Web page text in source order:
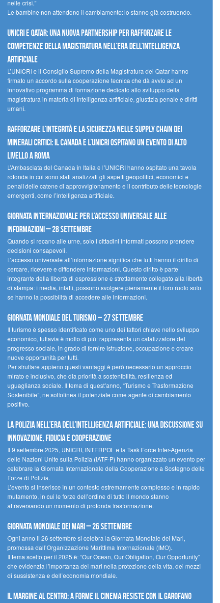
nelle crisi.”
Le bambine non attendono il cambiamento: lo stanno già costruendo.
UNICRI e Qatar: una nuova partnership per rafforzare le
competenze della magistratura nell’era dell’intelligenza
artificiale
L’UNICRI e il Consiglio Supremo della Magistratura del Qatar hanno
firmato un accordo sulla cooperazione tecnica che dà avvio ad un
innovativo programma di formazione dedicato allo sviluppo della
magistratura in materia di intelligenza artificiale, giustizia penale e diritti
umani.
Rafforzare l’integrità e la sicurezza nelle supply chain dei
minerali critici: il Canada e l’UNICRI ospitano un evento di alto
livello a Roma
L’Ambasciata del Canada in Italia e l’UNICRI hanno ospitato una tavola
rotonda in cui sono stati analizzati gli aspetti geopolitici, economici e
penali delle catene di approvvigionamento e il contributo delle tecnologie
emergenti, come l’intelligenza artificiale.
Giornata internazionale per l’accesso universale alle
informazioni – 28 settembre
Quando si recano alle urne, solo i cittadini informati possono prendere
decisioni consapevoli.
L’accesso universale all’informazione significa che tutti hanno il diritto di
cercare, ricevere e diffondere informazioni. Questo diritto è parte
integrante della libertà di espressione e strettamente collegato alla libertà
di stampa: i media, infatti, possono svolgere pienamente il loro ruolo solo
se hanno la possibilità di accedere alle informazioni.
Giornata mondiale del turismo – 27 settembre
Il turismo è spesso identificato come uno dei fattori chiave nello sviluppo
economico, tuttavia è molto di più: rappresenta un catalizzatore del
progresso sociale, in grado di fornire istruzione, occupazione e creare
nuove opportunità per tutti.
Per sfruttare appieno questi vantaggi è però necessario un approccio
mirato e inclusivo, che dia priorità a sostenibilità, resilienza ed
uguaglianza sociale. Il tema di quest’anno, “Turismo e Trasformazione
Sostenibile”, ne sottolinea il potenziale come agente di cambiamento
positivo.
La polizia nell’era dell’Intelligenza Artificiale: una discussione su
innovazione, fiducia e cooperazione
Il 9 settembre 2025, UNICRI, INTERPOL e la Task Force Inter-Agenzia
delle Nazioni Unite sulla Polizia (IATF-P) hanno organizzato un evento per
celebrare la Giornata Internazionale della Cooperazione a Sostegno delle
Forze di Polizia.
L’evento si inserisce in un contesto estremamente complesso e in rapido
mutamento, in cui le forze dell’ordine di tutto il mondo stanno
attraversando un momento di profonda trasformazione.
Giornata Mondiale dei Mari – 26 settembre
Ogni anno il 26 settembre si celebra la Giornata Mondiale dei Mari,
promossa dall’Organizzazione Marittima Internazionale (IMO).
Il tema scelto per il 2025 è: “Our Ocean, Our Obligation, Our Opportunity”
che evidenzia l’importanza dei mari nella protezione della vita, dei mezzi
di sussistenza e dell’economia mondiale.
Il margine al centro: a Forme il cinema resiste con il Garofano